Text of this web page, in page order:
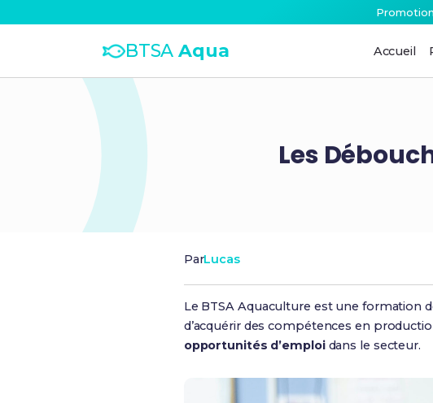
BTSA Aqua Accueil
Les
ParLucas
Le BTSA Aquaculture est une formation
d’acquérir des compétences en
opportunités d’emploidans le secteur.